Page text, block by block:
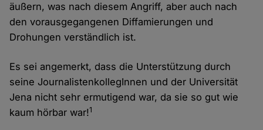
äußern, was nach diesem Angriff, aber auch nach
den vorausgegangenen Diffamierungen und
Drohungen verständlich ist.
Es sei angemerkt, dass die Unterstützung durch
seine JournalistenkollegInnen und der Universität
Jena nicht sehr ermutigend war, da sie so gut wie
kaum hörbar war!1